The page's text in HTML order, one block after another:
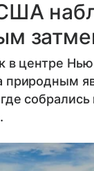
в центре
природным
собрались